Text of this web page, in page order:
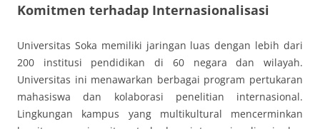
Komitmen terhadap Internasionalisasi
Universitas Soka memiliki jaringan luas dengan lebih dari
200 institusi pendidikan di 60 negara dan wilayah.
Universitas ini menawarkan berbagai program pertukaran
mahasiswa dan kolaborasi penelitian internasional.
Lingkungan kampus yang multikultural mencerminkan